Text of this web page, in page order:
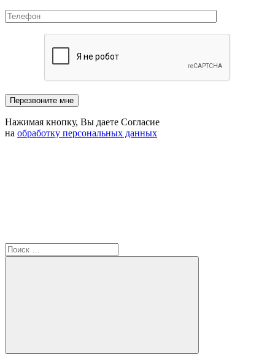
Нажимая кнопку, Вы даете Согласие
на обработку персональных данных